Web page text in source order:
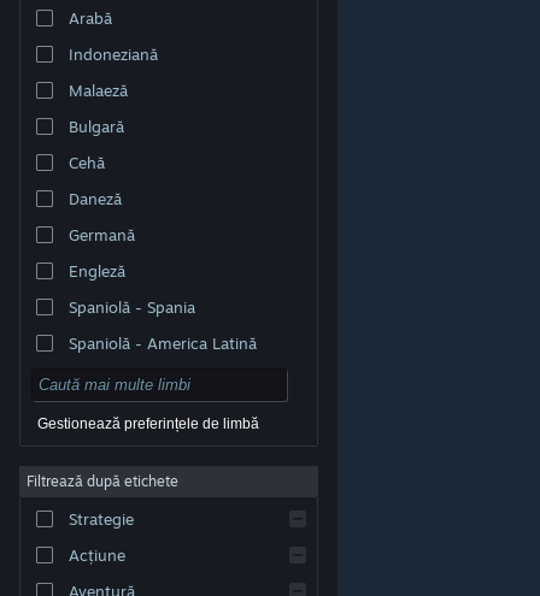
© Valve Corporation. Toate drepturile rezervate. Toate
respectivi în SUA și celelalte țări.
Acordul Steam pentru abonați
Cookie-uri
Arabă
Indoneziană
Malaeză
Bulgară
Cehă
Daneză
Germană
Engleză
Spaniolă - Spania
Spaniolă - America Latină
Gestionează preferințele de limbă
Filtrează după etichete
Strategie
Acțiune
Aventură